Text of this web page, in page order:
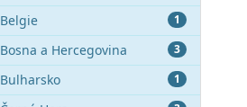
1
Belgie
3
Bosna a Hercegovina
1
Bulharsko